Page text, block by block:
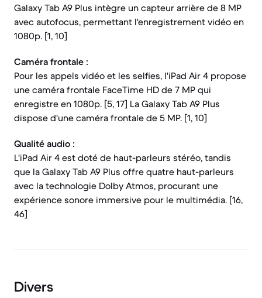
Galaxy Tab A9 Plus intègre un capteur arrière de 8 MP
avec autofocus, permettant l'enregistrement vidéo en
1080p. [1, 10]
Caméra frontale :
Pour les appels vidéo et les selfies, l'iPad Air 4 propose
une caméra frontale FaceTime HD de 7 MP qui
enregistre en 1080p. [5, 17] La Galaxy Tab A9 Plus
dispose d'une caméra frontale de 5 MP. [1, 10]
Qualité audio :
L'iPad Air 4 est doté de haut-parleurs stéréo, tandis
que la Galaxy Tab A9 Plus offre quatre haut-parleurs
avec la technologie Dolby Atmos, procurant une
expérience sonore immersive pour le multimédia. [16,
46]
Divers